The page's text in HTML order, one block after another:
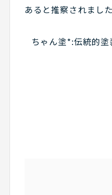
あると推察されました
ちゃん塗*:伝統的塗